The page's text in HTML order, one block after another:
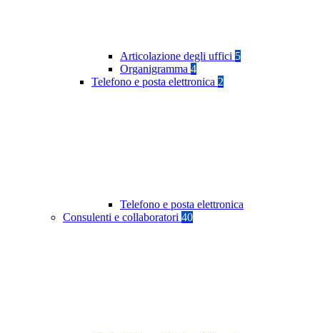
Articolazione degli uffici 5
Organigramma 4
Telefono e posta elettronica 2
Telefono e posta elettronica
Consulenti e collaboratori 40